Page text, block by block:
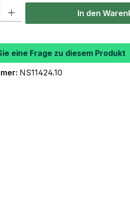
Gib den gewünschten Wert ein
In den
eine Frage zu diesem Produkt
NS11424.10